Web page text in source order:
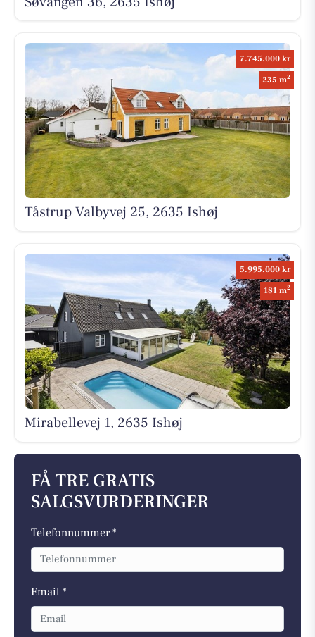
7.745.000 kr
235 m2
Tåstrup Valbyvej 25, 2635 Ishøj
5.995.000 kr
181 m2
Mirabellevej 1, 2635 Ishøj
FÅ TRE GRATIS
SALGSVURDERINGER
Telefonnummer *
Email *